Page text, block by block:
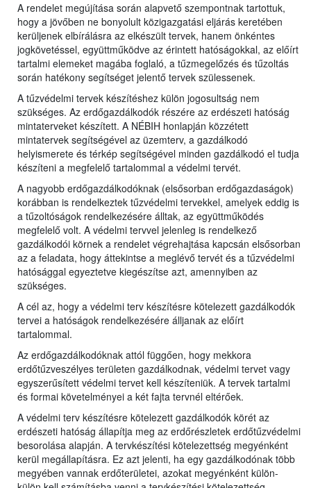
A rendelet megújítása során alapvető szempontnak tartottuk,
hogy a jövőben ne bonyolult közigazgatási eljárás keretében
kerüljenek elbírálásra az elkészült tervek, hanem önkéntes
jogkövetéssel, együttműködve az érintett hatóságokkal, az előírt
tartalmi elemeket magába foglaló, a tűzmegelőzés és tűzoltás
során hatékony segítséget jelentő tervek szülessenek.
A tűzvédelmi tervek készítéshez külön jogosultság nem
szükséges. Az erdőgazdálkodók részére az erdészeti hatóság
mintaterveket készített. A NÉBIH honlapján közzétett
mintatervek segítségével az üzemterv, a gazdálkodó
helyismerete és térkép segítségével minden gazdálkodó el tudja
készíteni a megfelelő tartalommal a védelmi tervét.
A nagyobb erdőgazdálkodóknak (elsősorban erdőgazdaságok)
korábban is rendelkeztek tűzvédelmi tervekkel, amelyek eddig is
a tűzoltóságok rendelkezésére álltak, az együttműködés
megfelelő volt. A védelmi tervvel jelenleg is rendelkező
gazdálkodói körnek a rendelet végrehajtása kapcsán elsősorban
az a feladata, hogy áttekintse a meglévő tervét és a tűzvédelmi
hatósággal egyeztetve kiegészítse azt, amennyiben az
szükséges.
A cél az, hogy a védelmi terv készítésre kötelezett gazdálkodók
tervei a hatóságok rendelkezésére álljanak az előírt
tartalommal.
Az erdőgazdálkodóknak attól függően, hogy mekkora
erdőtűzveszélyes területen gazdálkodnak, védelmi tervet vagy
egyszerűsített védelmi tervet kell készíteniük. A tervek tartalmi
és formai követelményei a két fajta tervnél eltérőek.
A védelmi terv készítésre kötelezett gazdálkodók körét az
erdészeti hatóság állapítja meg az erdőrészletek erdőtűzvédelmi
besorolása alapján. A tervkészítési kötelezettség megyénként
kerül megállapításra. Ez azt jelenti, ha egy gazdálkodónak több
megyében vannak erdőterületei, azokat megyénként külön-